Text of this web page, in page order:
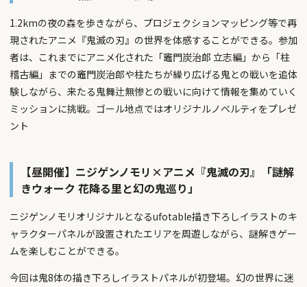
1.2kmの夜の森を歩きながら、プロジェクションマッピング等で再
現されたアニメ『鬼滅の刃』の世界を体感することができる。参加
者は、これまでにアニメ化された「竈門炭治郎 立志編」から「柱
稽古編」までの竈門炭治郎や柱たちが繰り広げる鬼との戦いを追体
験しながら、来たる鬼舞辻無惨との戦いに向けて情報を集めていく
ミッションに挑戦。ゴール地点ではオリジナルノベルティをプレゼ
ント
【昼開催】ニジゲンノモリ×アニメ『鬼滅の刃』「謎解
きウォーク 花降る里と幻の鬼巡り」
ニジゲンノモリオリジナルとなるufotable描き下ろしイラストのキ
ャラクターパネルが設置されたエリアを周遊しながら、謎解きゲー
ムを楽しむことができる。
今回は鬼8体の描き下ろしイラストパネルが初登場。幻の世界に迷